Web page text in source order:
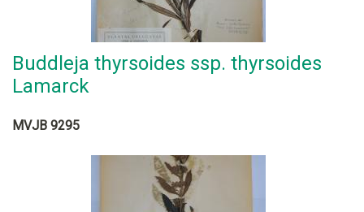
Buddleja thyrsoides ssp. thyrsoides
Lamarck
MVJB 9295